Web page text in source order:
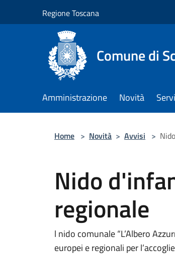
Regione Toscana
Comune di
Amministrazione Novità
Home > Novità > Avvisi >
Nido
regionale
l nido comunale “L’Albero
europei e regionali per